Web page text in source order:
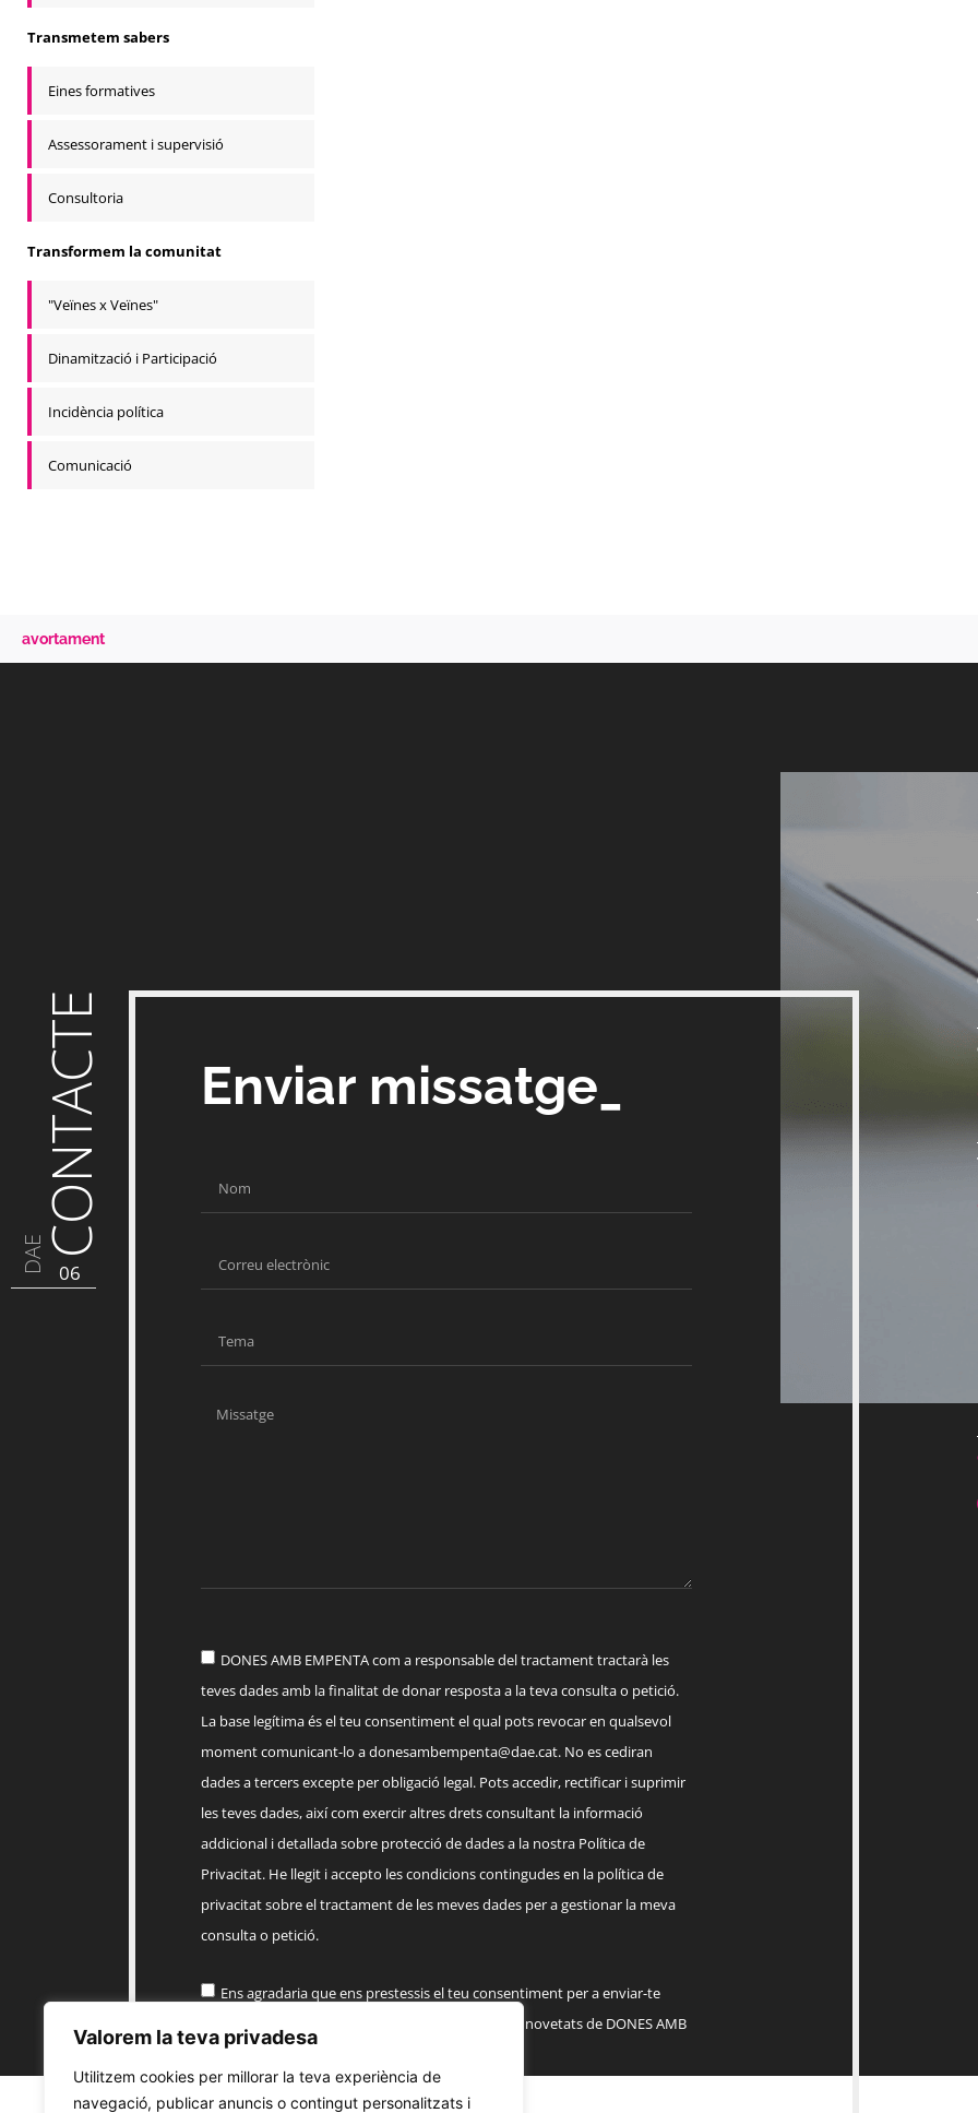
Valorem la teva privadesa
Utilitzem cookies per millorar la teva experiència de
navegació, publicar anuncis o contingut personalitzats i
Transmetem sabers
Eines formatives
Assessorament i supervisió
Consultoria
Transformem la comunitat
"Veïnes x Veïnes"
Dinamització i Participació
Incidència política
Comunicació
avortament
DAE CONTACTE
06
Enviar missatge_
DONES AMB EMPENTA com a responsable del tractament tractarà les
teves dades amb la finalitat de donar resposta a la teva consulta o petició.
La base legítima és el teu consentiment el qual pots revocar en qualsevol
moment comunicant-lo adonesambempenta@dae.cat. No es cediran
dades a tercers excepte per obligació legal. Pots accedir, rectificar i suprimir
les teves dades, així com exercir altres drets consultant la informació
addicional i detallada sobre protecció de dades a la nostra Política de
Privacitat. He llegit i accepto les condicions contingudes en la política de
privacitat sobre el tractament de les meves dades per a gestionar la meva
consulta o petició.
Ens agradaria que ens prestessis el teu consentiment per a enviar-te
informació comercial sobre els productes, serveis, novetats de DONES AMB
EMPENTA